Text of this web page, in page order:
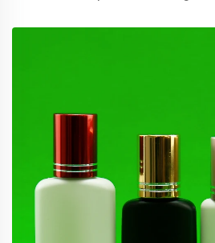
sangat cocok untuk kemasan
15mlhubungi kami untuk pesanan